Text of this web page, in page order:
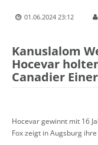
01.06.2024 23:12
Kanuslalom
Hocevar
Canadier Einer
Hocevar gewinnt mit 16
Fox zeigt in Augsburg ihre